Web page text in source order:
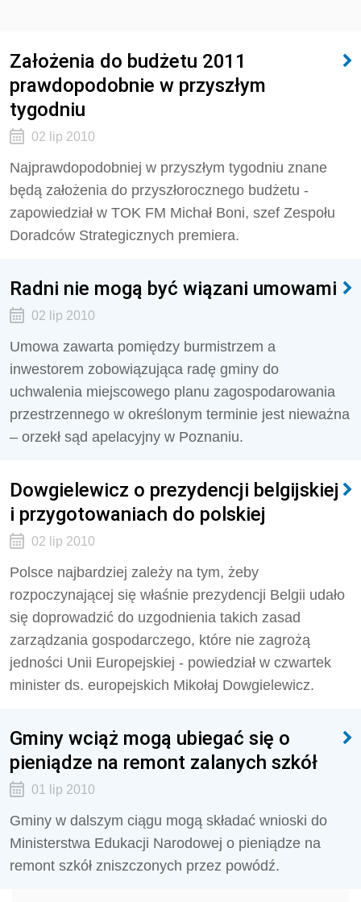
Założenia do budżetu 2011
prawdopodobnie w przyszłym
tygodniu
02 lip 2010
Najprawdopodobniej w przyszłym tygodniu znane
będą założenia do przyszłorocznego budżetu -
zapowiedział w TOK FM Michał Boni, szef Zespołu
Doradców Strategicznych premiera.
Radni nie mogą być wiązani umowami
02 lip 2010
Umowa zawarta pomiędzy burmistrzem a
inwestorem zobowiązująca radę gminy do
uchwalenia miejscowego planu zagospodarowania
przestrzennego w określonym terminie jest nieważna
– orzekł sąd apelacyjny w Poznaniu.
Dowgielewicz o prezydencji belgijskiej
i przygotowaniach do polskiej
02 lip 2010
Polsce najbardziej zależy na tym, żeby
rozpoczynającej się właśnie prezydencji Belgii udało
się doprowadzić do uzgodnienia takich zasad
zarządzania gospodarczego, które nie zagrożą
jedności Unii Europejskiej - powiedział w czwartek
minister ds. europejskich Mikołaj Dowgielewicz.
Gminy wciąż mogą ubiegać się o
pieniądze na remont zalanych szkół
01 lip 2010
Gminy w dalszym ciągu mogą składać wnioski do
Ministerstwa Edukacji Narodowej o pieniądze na
remont szkół zniszczonych przez powódź.